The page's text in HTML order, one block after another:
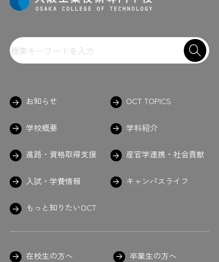
お知らせ OCT TOPICS
学校概要 学科紹介
進路・資格取得支援
入試・学費情報 キャンパスライフ
産官学連携・社会貢献
もっと知りたいOCT
在校生の方へ
卒業生の方へ